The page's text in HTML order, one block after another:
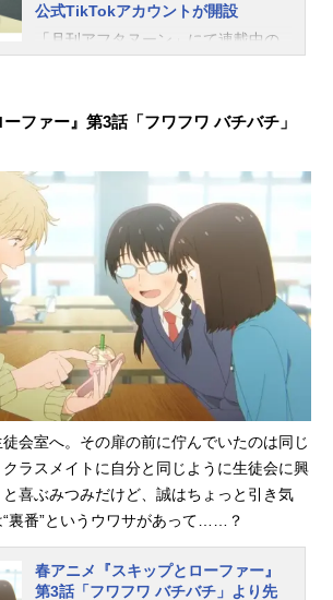
かにて放送開始追加キャスト公開！
コメントも到着！ナオ役：斎賀みつ
きさんコメントみつみちゃんや周り
作品で、そんな中ナオちゃんとして
みつみちゃんとナオちゃんの関係性
はなんだか心地よくて、ずっと見て
いたくな...
公式TikTokアカウントが開設
「月刊アフタヌーン」にて連載中の
が、2023年4月4日（火）よりTOKY
OMXほかにて放送中です。このた
行場面カット＆あらすじが到着しま
した！また、TVアニメ放送を記念し
て、作品の公式TikTokアカウントが
開設。本編の切り抜き動画や、スペ
シャル映像が公開されるとのことで
す。第2話「そわそわうろうろ」あら
すじクラスで自己紹介する日、みつ
みはとても緊張していた。ナオちゃ
んに励ましてもらったけれど、渾身
のジョークが滑り、教室はとても寒
い雰囲気に……。さりげなくフォロ
ーしてくれたのは、入学式の日にも
助けてくれた志摩だった。スタッフ
脚本：篠塚智子絵コンテ・演出：阿
部ゆり子総作画監督：井川麗奈作画
監督：天野和子、LeeSangJin、佐藤
好、川口弘明公式TikTokアカウント
が開設TVアニメ放送を記念して、作
ーファー』第3話「フワフワ バチバチ」
会室へ。その扉の前に佇んでいたのは同じ
ラスメイトに自分と同じように生徒会に興
喜ぶみつみだけど、誠はちょっと引き気
裏番”というウワサがあって……？
春アニメ『スキップとローファー』
第3話「フワフワ バチバチ」より先